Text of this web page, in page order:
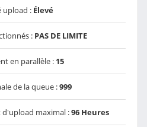
upload : Élevé
: PAS DE LIMITE
en parallèle : 15
de la queue :999
maximal :96 Heures